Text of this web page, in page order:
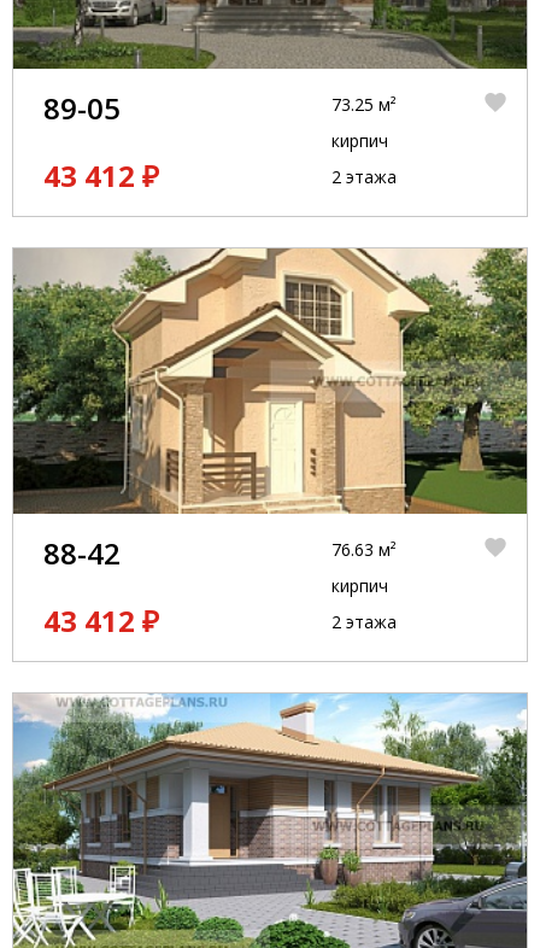
89-05
43 412 ₽
73.25 м²
кирпич
2 этажа
88-42
43 412 ₽
76.63 м²
кирпич
2 этажа